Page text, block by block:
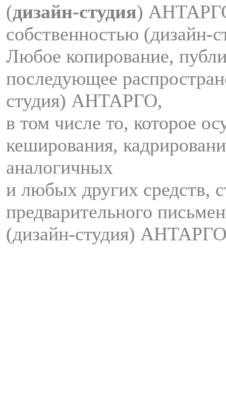
(дизайн-студия)
собственностью
Любое копирование,
последующее
студия) АНТАРГО,
в том числе то, которое
кеширования,
аналогичных
и любых других средств,
предварительного
(дизайн-студия)